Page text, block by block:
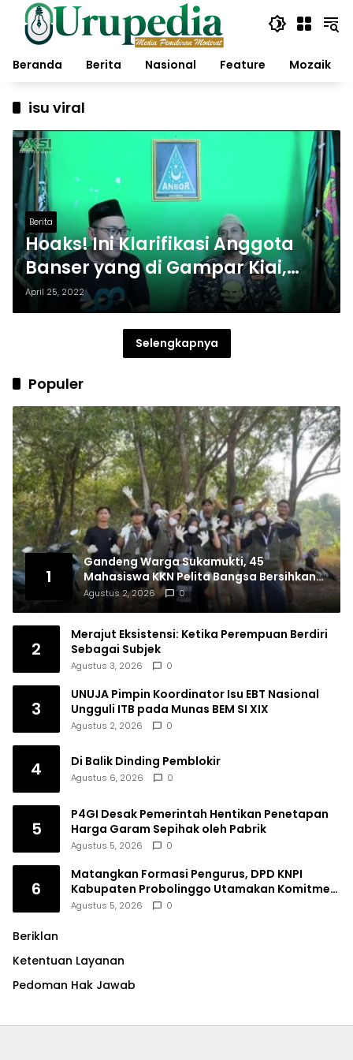
Langsung
konten
Beranda
Berita Nasional Feature Mozaik
isu viral
Berita
Hoaks! Ini Klarifikasi Anggota
Banser yang di Gampar Kiai,
Ternyata Ini Faktanya…
April 25, 2022
Selengkapnya
Populer
1
Gandeng Warga Sukamukti, 45
Mahasiswa KKN Pelita Bangsa Bersihkan
Drainase Desa
Agustus 2, 2026 0
2
Merajut Eksistensi: Ketika Perempuan Berdiri
Sebagai Subjek
Agustus 3, 2026 0
3
UNUJA Pimpin Koordinator Isu EBT Nasional
Ungguli ITB pada Munas BEM SI XIX
Agustus 2, 2026 0
4 Di Balik Dinding Pemblokir
Agustus 6, 2026 0
5
P4GI Desak Pemerintah Hentikan Penetapan
Harga Garam Sepihak oleh Pabrik
Agustus 5, 2026 0
6
Matangkan Formasi Pengurus, DPD KNPI
Kabupaten Probolinggo Utamakan Komitmen
dan Kinerja
Agustus 5, 2026 0
Beriklan
Ketentuan Layanan
Pedoman Hak Jawab